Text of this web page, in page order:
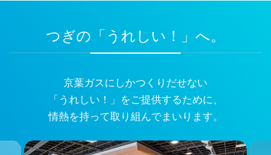
つぎの「うれしい！」へ。
京葉ガスにしかつくりだせない
「うれしい！」をご提供するために、
情熱を持って取り組んでまいります。